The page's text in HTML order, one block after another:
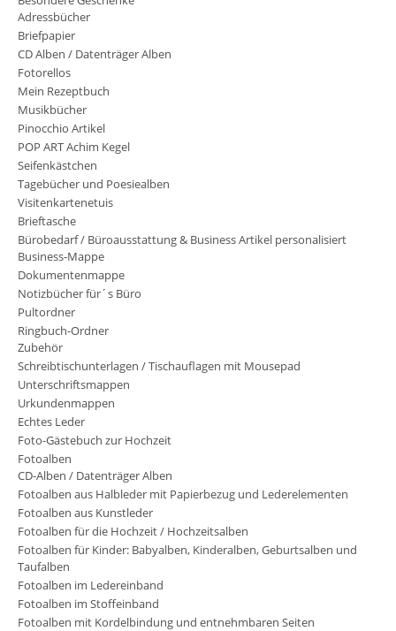
Adressbücher
Briefpapier
CD Alben / Datenträger Alben
Fotorellos
Mein Rezeptbuch
Musikbücher
Pinocchio Artikel
POP ART Achim Kegel
Seifenkästchen
Tagebücher und Poesiealben
Visitenkartenetuis
Brieftasche
Bürobedarf / Büroausstattung & Business Artikel personalisiert
Business-Mappe
Dokumentenmappe
Notizbücher für´s Büro
Pultordner
Ringbuch-Ordner
Zubehör
Schreibtischunterlagen / Tischauflagen mit Mousepad
Unterschriftsmappen
Urkundenmappen
Echtes Leder
Foto-Gästebuch zur Hochzeit
Fotoalben
CD-Alben / Datenträger Alben
Fotoalben aus Halbleder mit Papierbezug und Lederelementen
Fotoalben aus Kunstleder
Fotoalben für die Hochzeit / Hochzeitsalben
Fotoalben für Kinder: Babyalben, Kinderalben, Geburtsalben und
Taufalben
Fotoalben im Ledereinband
Fotoalben im Stoffeinband
Fotoalben mit Kordelbindung und entnehmbaren Seiten